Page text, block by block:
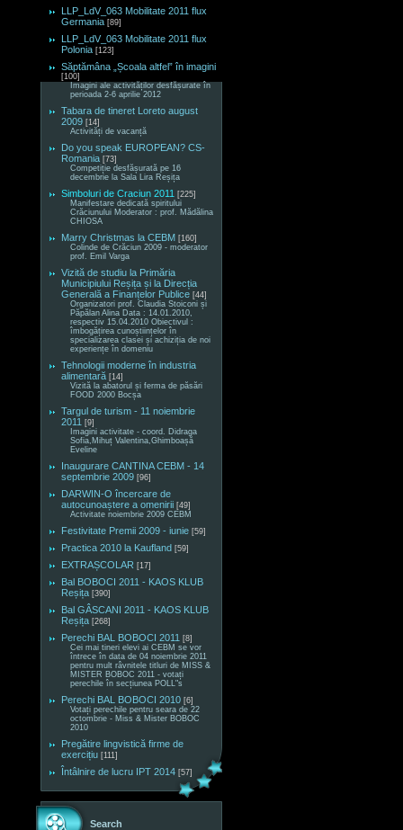
LLP_LdV_063 Mobilitate 2011 flux
Germania [89]
LLP_LdV_063 Mobilitate 2011 flux
Polonia [123]
Săptămâna „Școala altfel” în imagini
[100]
Imagini ale activităților desfășurate în
perioada 2-6 aprilie 2012
Tabara de tineret Loreto august
2009 [14]
Activități de vacanță
Do you speak EUROPEAN? CS-
Romania [73]
Competiție desfășurată pe 16
decembrie la Sala Lira Reșița
Simboluri de Craciun 2011 [225]
Manifestare dedicată spiritului
Crăciunului Moderator : prof. Mădălina
CHIOSA
Marry Christmas la CEBM [160]
Colinde de Crăciun 2009 - moderator
prof. Emil Varga
Vizită de studiu la Primăria
Municipiului Reșița și la Direcția
Generală a Finanțelor Publice [44]
Organizatori prof. Claudia Stoiconi și
Păpălan Alina Data : 14.01.2010,
respectiv 15.04.2010 Obiectivul :
îmbogățirea cunoștiințelor în
specializarea clasei și achiziția de noi
experiențe în domeniu
Tehnologii moderne în industria
alimentară [14]
Vizită la abatorul și ferma de păsări
FOOD 2000 Bocșa
Targul de turism - 11 noiembrie
2011 [9]
Imagini activitate - coord. Didraga
Sofia,Mihuț Valentina,Ghimboașă
Eveline
Inaugurare CANTINA CEBM - 14
septembrie 2009 [96]
DARWIN-O încercare de
autocunoaștere a omenirii [49]
Activitate noiembrie 2009 CEBM
Festivitate Premii 2009 - iunie [59]
Practica 2010 la Kaufland [59]
EXTRAȘCOLAR [17]
Bal BOBOCI 2011 - KAOS KLUB
Reșița [390]
Bal GÂSCANI 2011 - KAOS KLUB
Reșița [268]
Perechi BAL BOBOCI 2011 [8]
Cei mai tineri elevi ai CEBM se vor
întrece în data de 04 noiembrie 2011
pentru mult râvnitele titluri de MISS &
MISTER BOBOC 2011 - votați
perechile în secțiunea POLL"s
Perechi BAL BOBOCI 2010 [6]
Votați perechile pentru seara de 22
octombrie - Miss & Mister BOBOC
2010
Pregătire lingvistică firme de
exercițiu [111]
Întâlnire de lucru IPT 2014 [57]
Search